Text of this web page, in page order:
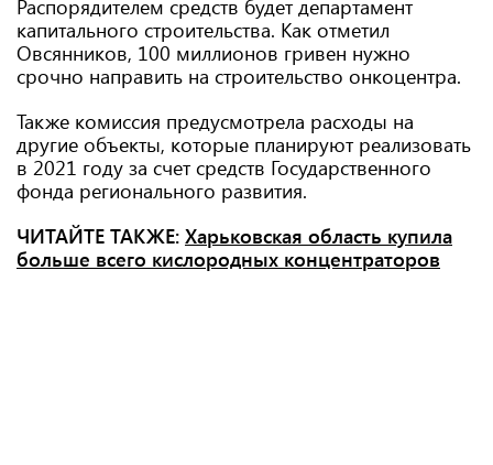
Распорядителем средств будет департамент
капитального строительства. Как отметил
Овсянников, 100 миллионов гривен нужно
срочно направить на строительство онкоцентра.
Также комиссия предусмотрела расходы на
другие объекты, которые планируют реализовать
в 2021 году за счет средств Государственного
фонда регионального развития.
ЧИТАЙТЕ ТАКЖЕ: Харьковская область купила
больше всего кислородных концентраторов